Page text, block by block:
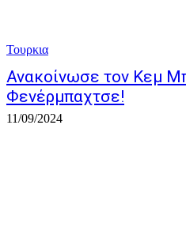
Τουρκια
Ανακοίνωσε τον Κεμ
Φενέρμπαχτσε!
11/09/2024